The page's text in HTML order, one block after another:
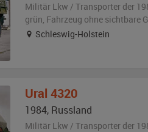
Militär Lkw / Transporter der
grün, Fahrzeug ohne sichtbare
Schleswig-Holstein
Ural 4320
1984, Russland
Militär Lkw / Transporter der